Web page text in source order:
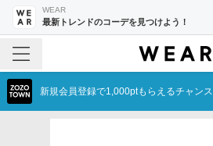
WEAR
最新トレンドのコーデを見つけよう！
新規会員登録で1,000ptもらえるチャンス